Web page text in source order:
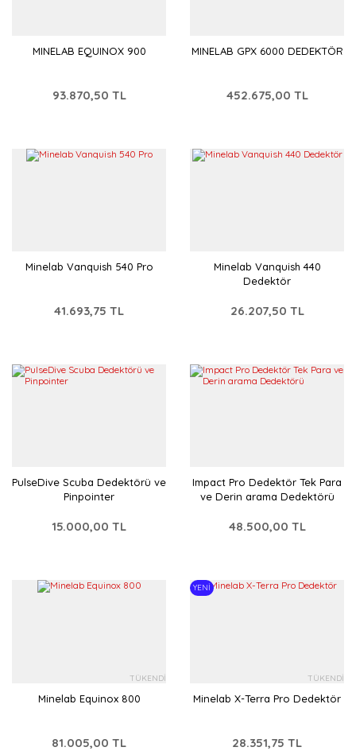
MINELAB EQUINOX 900
93.870,50 TL
MINELAB GPX 6000 DEDEKTÖR
452.675,00 TL
Minelab Vanquish 540 Pro
41.693,75 TL
Minelab Vanquish 440
Dedektör
26.207,50 TL
PulseDive Scuba Dedektörü ve
Pinpointer
15.000,00 TL
Impact Pro Dedektör Tek Para
ve Derin arama Dedektörü
48.500,00 TL
TÜKENDİ
Minelab Equinox 800
81.005,00 TL
YENİ
TÜKENDİ
Minelab X-Terra Pro Dedektör
28.351,75 TL